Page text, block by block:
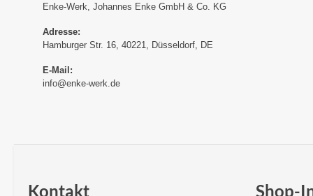
Enke-Werk, Johannes Enke GmbH & Co. KG
Adresse:
Hamburger Str. 16, 40221, Düsseldorf, DE
E-Mail:
info@enke-werk.de
Kontakt Shop-